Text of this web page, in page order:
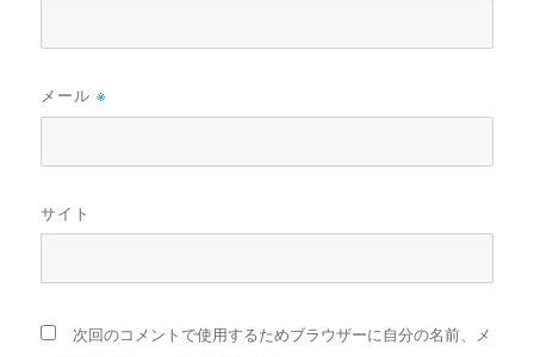
メール※
サイト
次回のコメントで使用するためブラウザーに自分の名前、メ